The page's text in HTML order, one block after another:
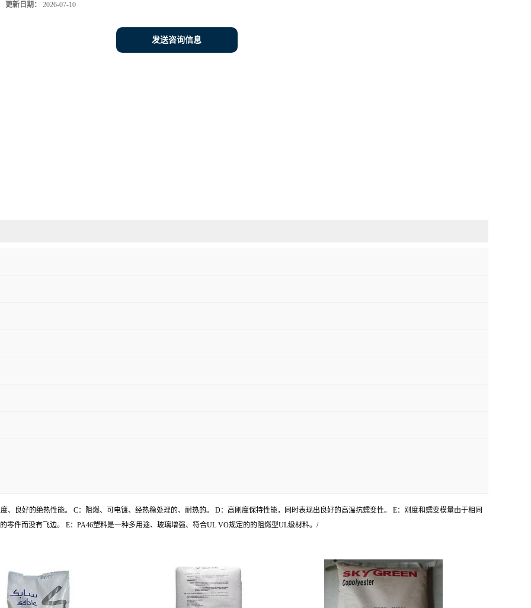
更新日期： 2026-07-10
发送咨询信息
、良好的绝热性能。 C：阻燃、可电镀、经热稳处理的、耐热的。 D：高刚度保持性能，同时表现出良好的高温抗蠕变性。 E：刚度和蠕变模量由于相同
零件而没有飞边。 E：PA46塑料是一种多用途、玻璃增强、符合UL VO规定的的阻燃型UL级材料。/